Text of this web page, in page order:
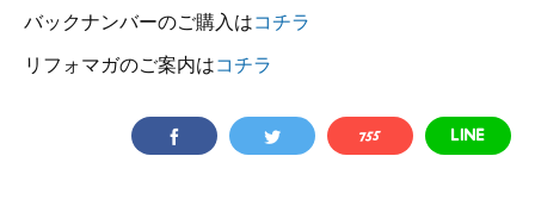
バックナンバーのご購入はコチラ
リフォマガのご案内はコチラ